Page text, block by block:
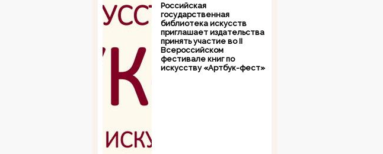
Российская
государственная
библиотека искусств
приглашает издательства
принять участие во II
Всероссийском
фестивале книг по
искусству «Артбук-фест»